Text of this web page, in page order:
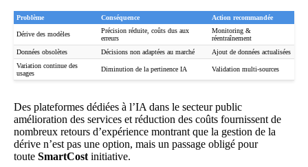
Problème Conséquence Action recommandée
Dérive des modèles
Précision réduite, coûts dus aux
erreurs
Monitoring &
réentraînement
Données obsolètes
Décisions non adaptées au marché
Ajout de données actualisées
Variation continue des
usages
Diminution de la pertinence IA Validation multi-sources
Des plateformes dédiées à l’IA dans le secteur public
amélioration des services et réduction des coûts fournissent de
nombreux retours d’expérience montrant que la gestion de la
dérive n’est pas une option, mais un passage obligé pour
toute SmartCost initiative.